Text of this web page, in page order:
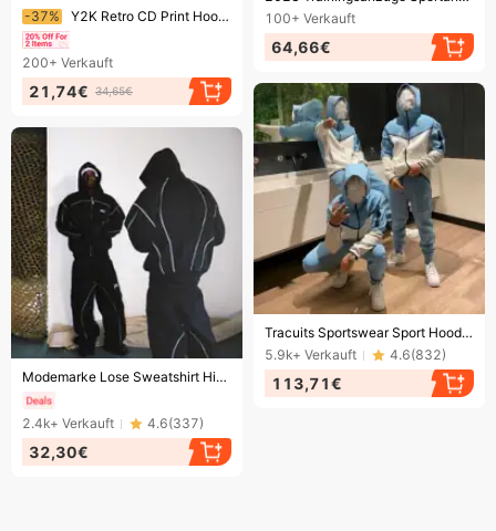
100+ Verkauft
64,66€
Endet bald!
-37% Y2K Retro CD Print Hoodie & Jogginghose Set – Streetwear Pullover mit Grafik-Taschen & passende Jogginghose
200+ Verkauft
21,74€ 34,65€
Endet bald!
Tracuits Sportswear Sport Hoodies Designer Trainingsanzüge Unisex Pullover Reißverschluss Lose Hoody Tech Fleece Jacken
5.9k+ Verkauft 4.6(832)
113,71€
Endet bald! Modemarke Lose Sweatshirt Hip Hop Street Wear Männer und Frauen Reißverschluss Kapuzen Sportanzug
2.4k+ Verkauft 4.6(337)
32,30€